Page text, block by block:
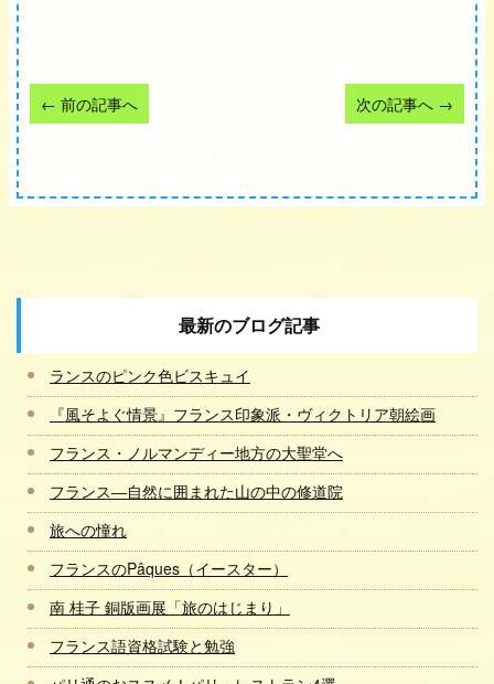
← 前の記事へ 次の記事へ →
最新のブログ記事
ランスのピンク色ビスキュイ
『風そよぐ情景』フランス印象派・ヴィクトリア朝絵画
フランス・ノルマンディー地方の大聖堂へ
フランス―自然に囲まれた山の中の修道院
旅への憧れ
フランスのPâques（イースター）
南 桂子 銅版画展「旅のはじまり」
フランス語資格試験と勉強